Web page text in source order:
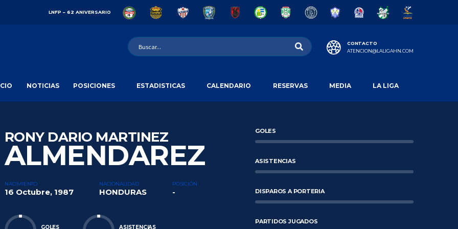
LNFP – 62 ANIVERSARIO
CONTACTO
ATENCION@LALIGAHN.COM
NOTICIAS POSICIONES ESTADISTICAS CALENDARIO RESERVAS MEDIA LA LIGA
RONY DARIO MARTINEZ
ALMENDAREZ
NACIMIENTO
16 Octubre, 1987
NACIONALIDAD
HONDURAS
POSICIÓN
-
GOLES ASISTENCIAS
GOLES
ASISTENCIAS
DISPAROS A PORTERIA
PARTIDOS JUGADOS